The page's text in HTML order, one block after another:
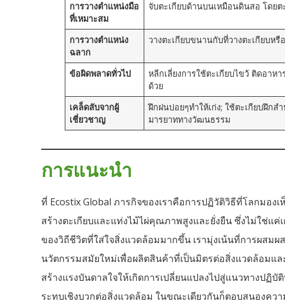
การวางตำแหน่งมือ
ที่เหมาะสม
จับตะเกียบด้านบนเหมือนดินสอ โดย
การวางตำแหน่ง
ฉลาก
วางตะเกียบขนานกับที่วางตะเกียบหรื
ข้อผิดพลาดทั่วไป
หลีกเลี่ยงการใช้ตะเกียบไขว้ ติดอาห
ด้วย
เคล็ดลับจากผู้
เชี่ยวชาญ
ฝึกฝนบ่อยๆทำให้เก่ง; ใช้ตะเกียบฝึก
มารยาททางวัฒนธรรม
การแนะนำ
ที่ Ecostix Global ภารกิจของเราคือการปฏิวัติวิธีที่โลกมอง
สร้างตะเกียบและแท่งไม้ไผ่คุณภาพสูงและยั่งยืน ซึ่งไม่ใช่แ
ของวิถีชีวิตที่ใส่ใจสิ่งแวดล้อมมากขึ้น เรามุ่งเน้นที่การผสมผ
นวัตกรรมสมัยใหม่เพื่อผลิตสินค้าที่เป็นมิตรต่อสิ่งแวดล้อมแล
สร้างแรงบันดาลใจให้เกิดการเปลี่ยนแปลงไปสู่แนวทางปฏิบั
ระทบเชิงบวกต่อสิ่งแวดล้อม ในขณะเดียวกันก็ตอบสนองคว